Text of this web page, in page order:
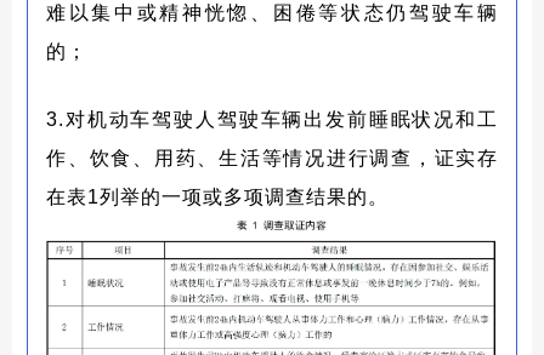
难以集中或精神恍惚、困倦等状态仍驾驶车辆
的；
3.对机动车驾驶人驾驶车辆出发前睡眠状况和工
作、饮食、用药、生活等情况进行调查，证实存
在表1列举的一项或多项调查结果的。